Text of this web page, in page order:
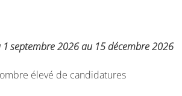
1septembre 2026 au 15 décembre 2026
élevé de candidatures